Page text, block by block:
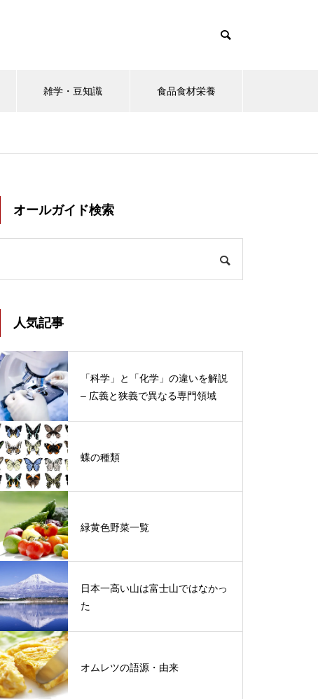
雑学・豆知識 食品食材栄養
オールガイド検索
人気記事
「科学」と「化学」の違いを解説
– 広義と狭義で異なる専門領域
蝶の種類
緑黄色野菜一覧
日本一高い山は富士山ではなかっ
た
オムレツの語源・由来